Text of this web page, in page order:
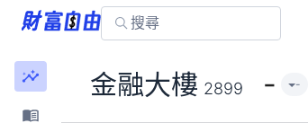
金融大樓 2899 - -